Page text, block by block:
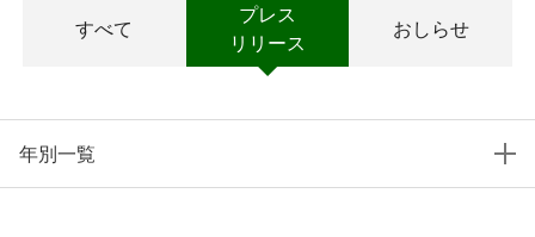
経営理念
すべて
プレス
リリース
おしらせ
年別一覧